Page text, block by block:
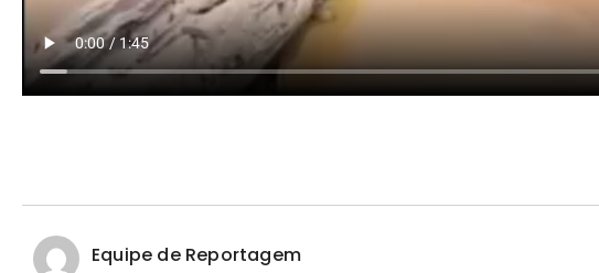
Equipe de Reportagem